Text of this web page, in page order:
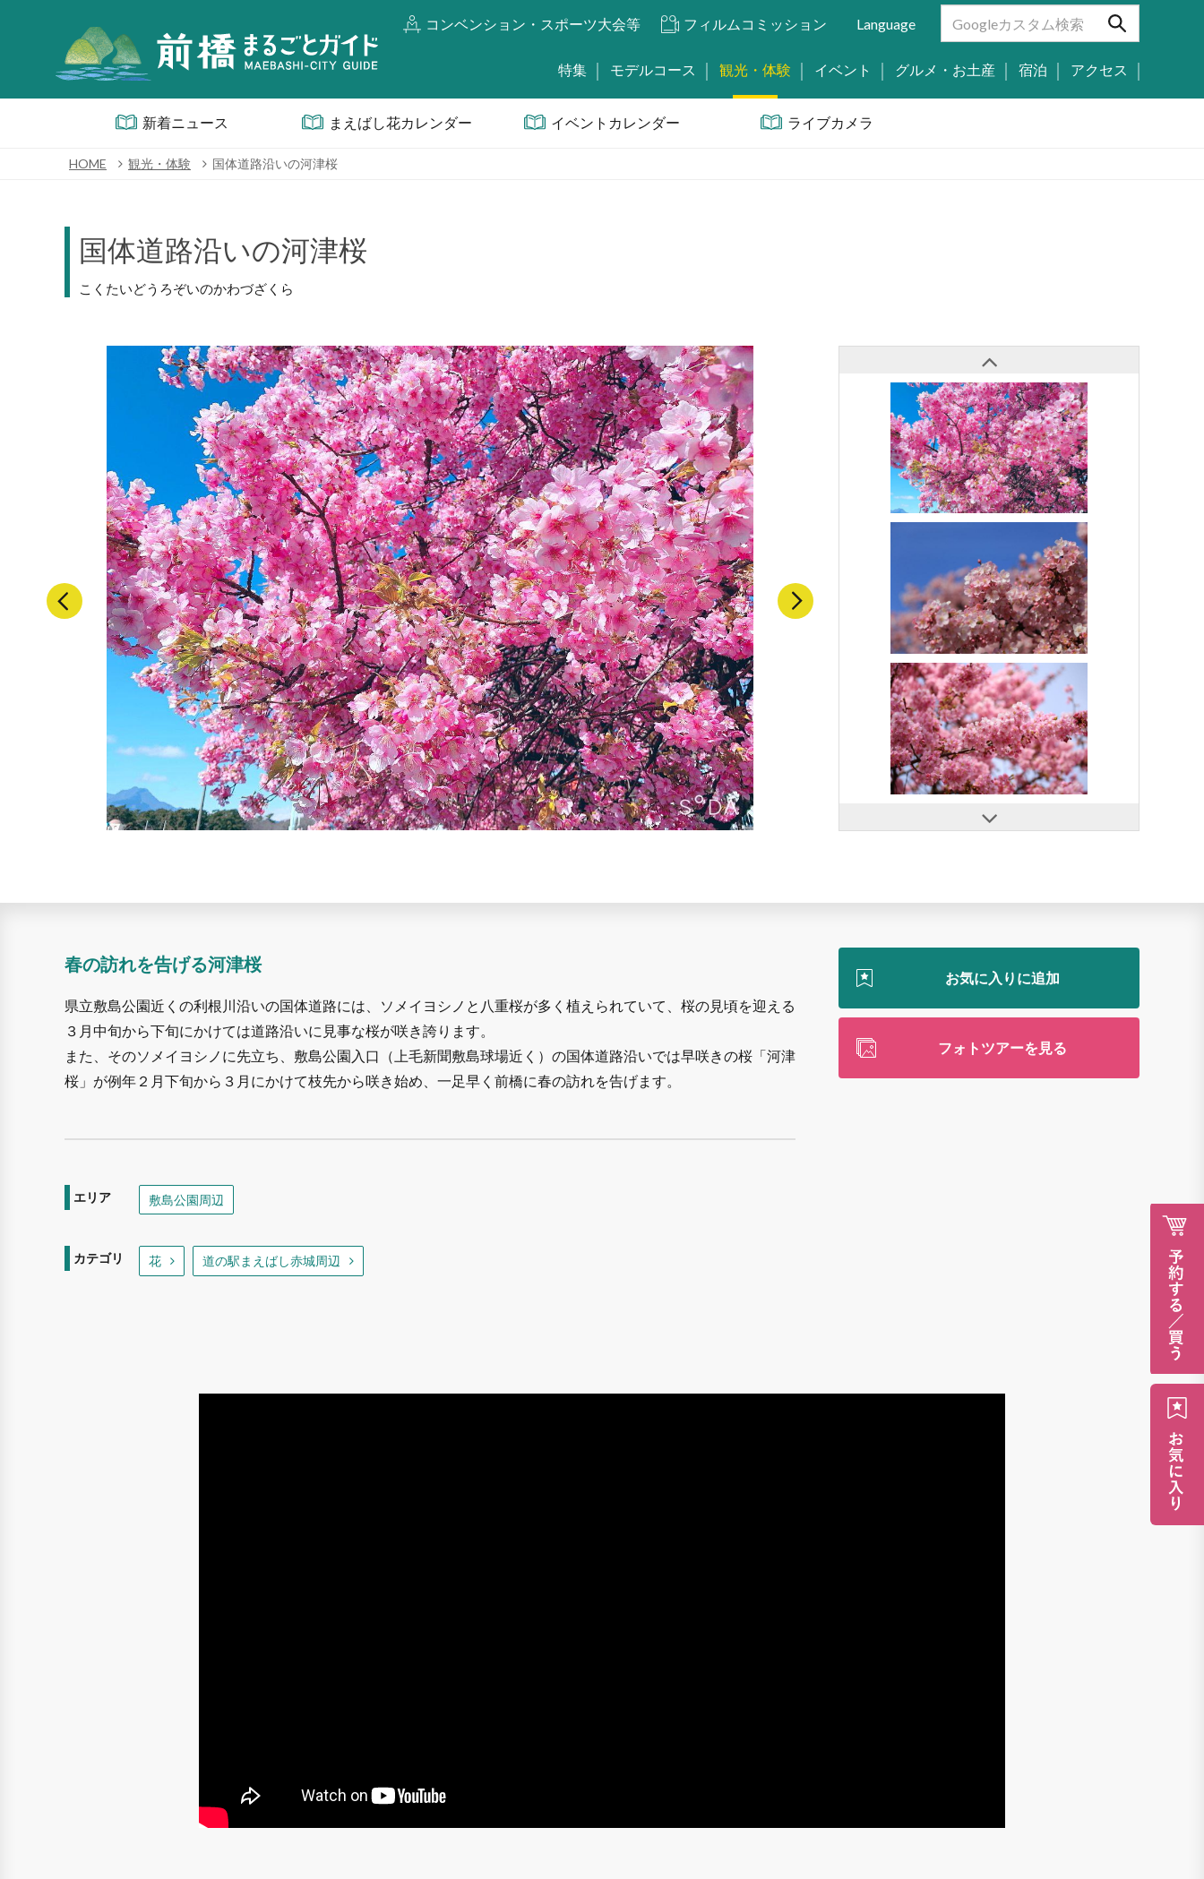
コンベンション・スポーツ大会等 フィルムコミッション Language
特集 モデルコース 観光・体験 イベント グルメ・お土産 宿泊 アクセス
新着ニュース まえばし花カレンダー イベントカレンダー ライブカメラ
HOME 観光・体験 国体道路沿いの河津桜
国体道路沿いの河津桜
こくたいどうろぞいのかわづざくら
春の訪れを告げる河津桜
県立敷島公園近くの利根川沿いの国体道路には、ソメイヨシノと八重桜が多く植えられていて、桜の見頃を迎える
３月中旬から下旬にかけては道路沿いに見事な桜が咲き誇ります。
また、そのソメイヨシノに先立ち、敷島公園入口（上毛新聞敷島球場近く）の国体道路沿いでは早咲きの桜「河津
桜」が例年２月下旬から３月にかけて枝先から咲き始め、一足早く前橋に春の訪れを告げます。
エリア 敷島公園周辺
カテゴリ 花 道の駅まえばし赤城周辺
フォトツアーを見る